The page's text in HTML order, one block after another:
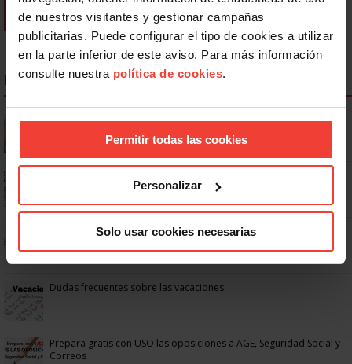
de nuestros visitantes y gestionar campañas
publicitarias. Puede configurar el tipo de cookies a utilizar
en la parte inferior de este aviso. Para más información
consulte nuestra política de cookies.
Permitir todas las cookies
Personalizar
Solo usar cookies necesarias
NOTICIAS MÁS LEÍDAS
Se actualizan las patologías para acceder a la jubilación
anticipada por discapacidad
No: si un festivo cae en sábado, no tienen por qué darte un día
Dudas frecuentes sobre las vacaciones
Prepara gratis con USO las oposiciones a AGE, Seguridad Social y
Correos